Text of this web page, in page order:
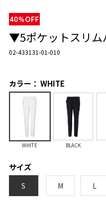
▼5ポケットスリム
02-433131-01-010
カラー： WHITE
WHITE BLACK
サイズ
S M L